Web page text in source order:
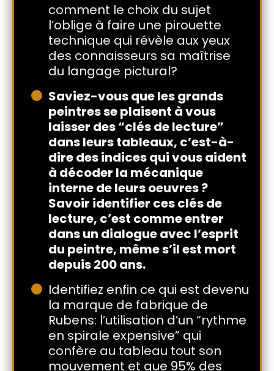
comment le choix du sujet
l’oblige à faire une pirouette
technique qui révèle aux yeux
des connaisseurs sa maîtrise
du langage pictural?
Saviez-vous que les grands
peintres se plaisent à vous
laisser des “clés de lecture”
dans leurs tableaux, c’est-à-
dire des indices qui vous aident
à décoder la mécanique
interne de leurs oeuvres ?
Savoir identifier ces clés de
lecture, c’est comme entrer
dans un dialogue avec l’esprit
du peintre, même s’il est mort
depuis 200 ans.
Identifiez enfin ce qui est devenu
la marque de fabrique de
Rubens: l’utilisation d’un “rythme
en spirale expensive” qui
confère au tableau tout son
mouvement et que 95% des